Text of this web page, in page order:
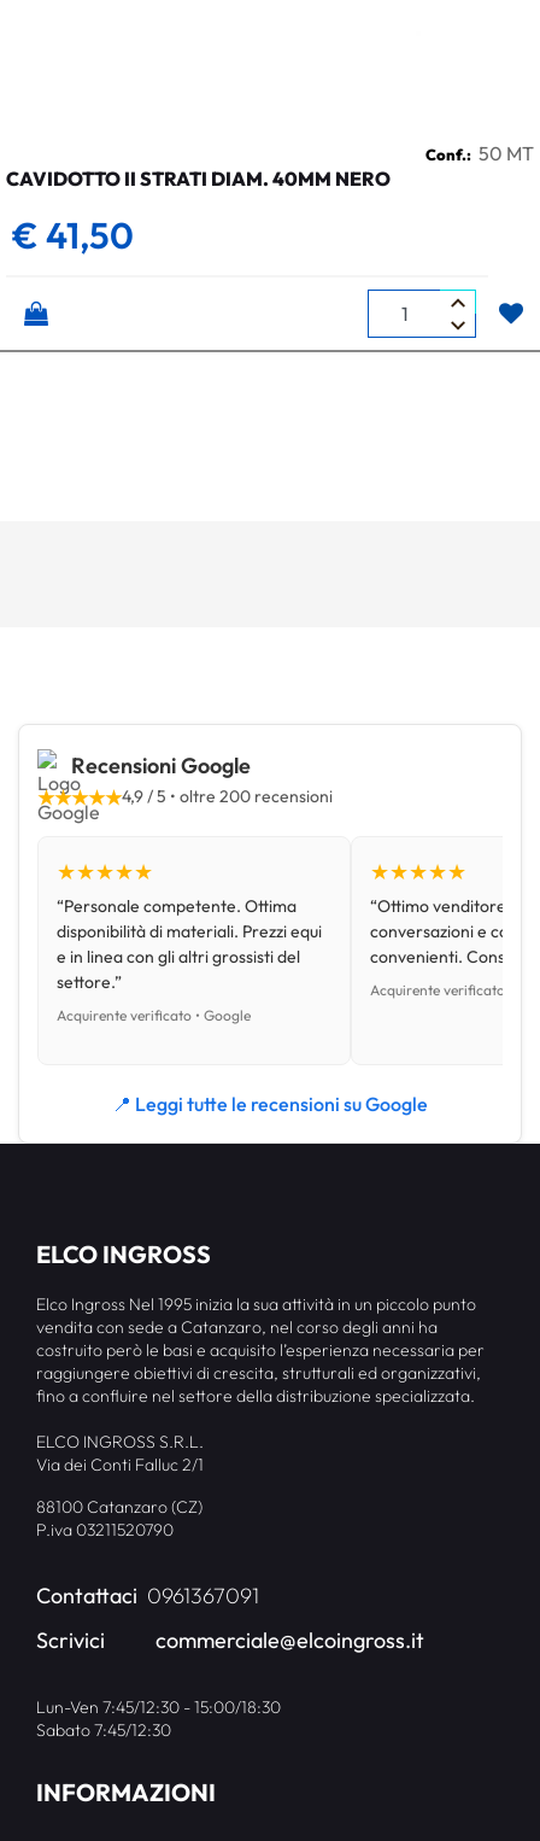
Conf.: 50 MT
CAVIDOTTO II STRATI DIAM. 40MM NERO
€ 41,50
Quantità
Recensioni Google
★★★★★4,9 / 5 • oltre 200 recensioni
★★★★★
“Personale competente. Ottima
disponibilità di materiali. Prezzi equi
e in linea con gli altri grossisti del
settore.”
Acquirente verificato • Google
★★★★★
“Ottimo venditore,
conversazioni e con
convenienti.
Acquirente verificato •
📍 Leggi tutte le recensioni su Google
ELCO INGROSS
Elco Ingross Nel 1995 inizia la sua attività in un piccolo punto
vendita con sede a Catanzaro, nel corso degli anni ha
costruito però le basi e acquisito l’esperienza necessaria per
raggiungere obiettivi di crescita, strutturali ed organizzativi,
fino a confluire nel settore della distribuzione specializzata.
ELCO INGROSS S.R.L.
Via dei Conti Falluc 2/1
88100 Catanzaro (CZ)
P.iva 03211520790
Contattaci 0961367091
Scrivici
commerciale@elcoingross.it
Lun-Ven 7:45/12:30 - 15:00/18:30
Sabato 7:45/12:30
INFORMAZIONI